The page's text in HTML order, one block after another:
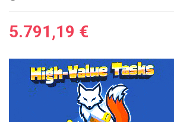
5.791,19 €